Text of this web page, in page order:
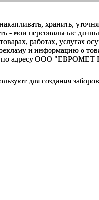
хранить,
- мои персональные
работах, услугах
и информацию о
по адресу ООО
для создания